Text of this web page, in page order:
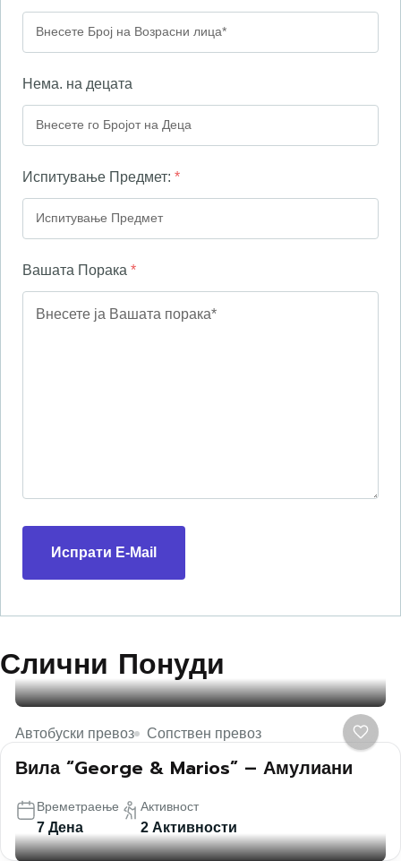
Нема. на децата
Испитување Предмет: *
Вашата Порака *
Испрати E-Mail
Слични Понуди
Автобуски превоз Сопствен превоз
Вила “George & Marios” – Амулиани
Времетраење
7 Дена
Активност
2 Активности